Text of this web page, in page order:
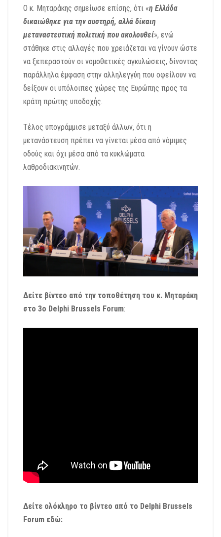
Ο κ. Μηταράκης σημείωσε επίσης, ότι «η Ελλάδα
δικαιώθηκε για την αυστηρή, αλλά δίκαιη
μεταναστευτική πολιτική που ακολουθεί», ενώ
στάθηκε στις αλλαγές που χρειάζεται να γίνουν ώστε
να ξεπεραστούν οι νομοθετικές αγκυλώσεις, δίνοντας
παράλληλα έμφαση στην αλληλεγγύη που οφείλουν να
δείξουν οι υπόλοιπες χώρες της Ευρώπης προς τα
κράτη πρώτης υποδοχής.
Τέλος υπογράμμισε μεταξύ άλλων, ότι η
μετανάστευση πρέπει να γίνεται μέσα από νόμιμες
οδούς και όχι μέσα από τα κυκλώματα
λαθροδιακινητών.
Δείτε βίντεο από την τοποθέτηση του κ. Μηταράκη
στο 3ο Delphi Brussels Forum:
Δείτε ολόκληρο το βίντεο από το Delphi Brussels
Forum εδώ: